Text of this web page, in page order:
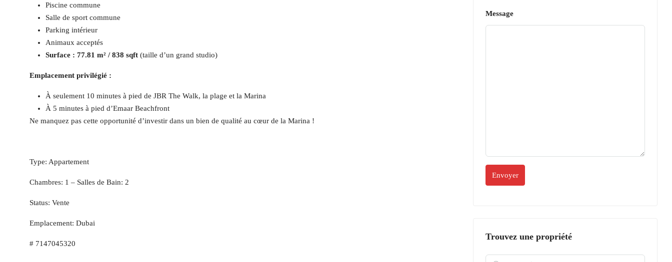
Piscine commune
Salle de sport commune
Parking intérieur
Animaux acceptés
Surface : 77.81 m² / 838 sqft (taille d’un grand studio)
Emplacement privilégié :
À seulement 10 minutes à pied de JBR The Walk, la plage et la Marina
À 5 minutes à pied d’Emaar Beachfront
Ne manquez pas cette opportunité d’investir dans un bien de qualité au cœur de la Marina !
Type: Appartement
Chambres: 1 – Salles de Bain: 2
Status: Vente
Emplacement: Dubai
# 7147045320
Message
Trouvez une propriété